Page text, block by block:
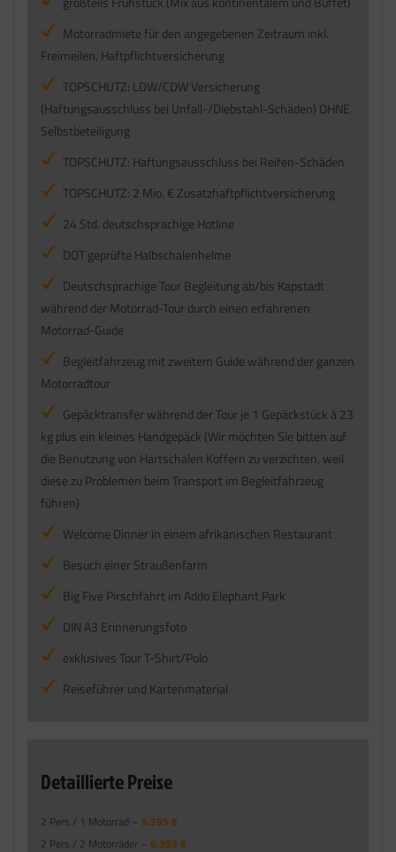
Motorradmiete für den angegebenen Zeitraum inkl.
Freimeilen, Haftpflichtversicherung
TOPSCHUTZ: LDW/CDW Versicherung
(Haftungsausschluss bei Unfall-/Diebstahl-Schäden) OHNE
Selbstbeteiligung
TOPSCHUTZ: Haftungsausschluss bei Reifen-Schäden
TOPSCHUTZ: 2 Mio. € Zusatzhaftpflichtversicherung
24 Std. deutschsprachige Hotline
DOT geprüfte Halbschalenhelme
Deutschsprachige Tour Begleitung ab/bis Kapstadt
während der Motorrad-Tour durch einen erfahrenen
Motorrad-Guide
Begleitfahrzeug mit zweitem Guide während der ganzen
Motorradtour
Gepäcktransfer während der Tour je 1 Gepäckstück à 23
kg plus ein kleines Handgepäck (Wir möchten Sie bitten auf
die Benutzung von Hartschalen Koffern zu verzichten, weil
diese zu Problemen beim Transport im Begleitfahrzeug
führen)
Welcome Dinner in einem afrikanischen Restaurant
Besuch einer Straußenfarm
Big Five Pirschfahrt im Addo Elephant Park
DIN A3 Erinnerungsfoto
exklusives Tour T-Shirt/Polo
Reiseführer und Kartenmaterial
Detaillierte Preise
2 Pers./ 1 Motorrad – 5.395 €
2 Pers./ 2 Motorräder –
6.395 €